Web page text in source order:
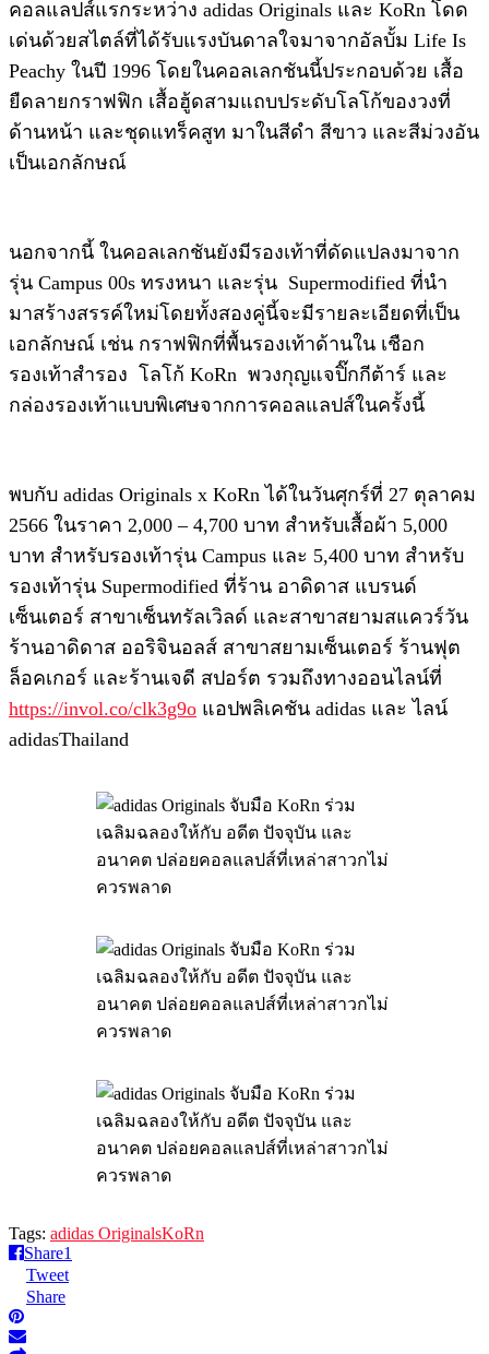
คอลแลปส์แรกระหว่าง adidas Originals และ KoRn โดด
เด่นด้วยสไตล์ที่ได้รับแรงบันดาลใจมาจากอัลบั้ม Life Is
Peachy ในปี 1996 โดยในคอลเลกชันนี้ประกอบด้วย เสื้อ
ยืดลายกราฟฟิก เสื้อฮู้ดสามแถบประดับโลโก้ของวงที่
ด้านหน้า และชุดแทร็คสูท มาในสีดำ สีขาว และสีม่วงอัน
เป็นเอกลักษณ์
นอกจากนี้ ในคอลเลกชันยังมีรองเท้าที่ดัดแปลงมาจาก
รุ่น Campus 00s ทรงหนา และรุ่น Supermodified ที่นำ
มาสร้างสรรค์ใหม่โดยทั้งสองคู่นี้จะมีรายละเอียดที่เป็น
เอกลักษณ์ เช่น กราฟฟิกที่พื้นรองเท้าด้านใน เชือก
รองเท้าสำรอง โลโก้ KoRn พวงกุญแจปิ๊กกีต้าร์ และ
กล่องรองเท้าแบบพิเศษจากการคอลแลปส์ในครั้งนี้
พบกับ adidas Originals x KoRn ได้ในวันศุกร์ที่ 27 ตุลาคม
2566 ในราคา 2,000 – 4,700 บาท สำหรับเสื้อผ้า 5,000
บาท สำหรับรองเท้ารุ่น Campus และ 5,400 บาท สำหรับ
รองเท้ารุ่น Supermodified ที่ร้าน อาดิดาส แบรนด์
เซ็นเตอร์ สาขาเซ็นทรัลเวิลด์ และสาขาสยามสแควร์วัน
ร้านอาดิดาส ออริจินอลส์ สาขาสยามเซ็นเตอร์ ร้านฟุต
ล็อคเกอร์ และร้านเจดี สปอร์ต รวมถึงทางออนไลน์ที่
https://invol.co/clk3g9o แอปพลิเคชัน adidas และ ไลน์
adidasThailand
Tags: adidas OriginalsKoRn
Share1
Tweet
Share